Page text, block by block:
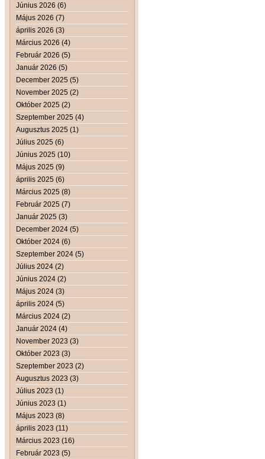
Június 2026 (6)
Május 2026 (7)
április 2026 (3)
Március 2026 (4)
Február 2026 (5)
Január 2026 (5)
December 2025 (5)
November 2025 (2)
Október 2025 (2)
Szeptember 2025 (4)
Augusztus 2025 (1)
Július 2025 (6)
Június 2025 (10)
Május 2025 (9)
április 2025 (6)
Március 2025 (8)
Február 2025 (7)
Január 2025 (3)
December 2024 (5)
Október 2024 (6)
Szeptember 2024 (5)
Július 2024 (2)
Június 2024 (2)
Május 2024 (3)
április 2024 (5)
Március 2024 (2)
Január 2024 (4)
November 2023 (3)
Október 2023 (3)
Szeptember 2023 (2)
Augusztus 2023 (3)
Július 2023 (1)
Június 2023 (1)
Május 2023 (8)
április 2023 (11)
Március 2023 (16)
Február 2023 (5)